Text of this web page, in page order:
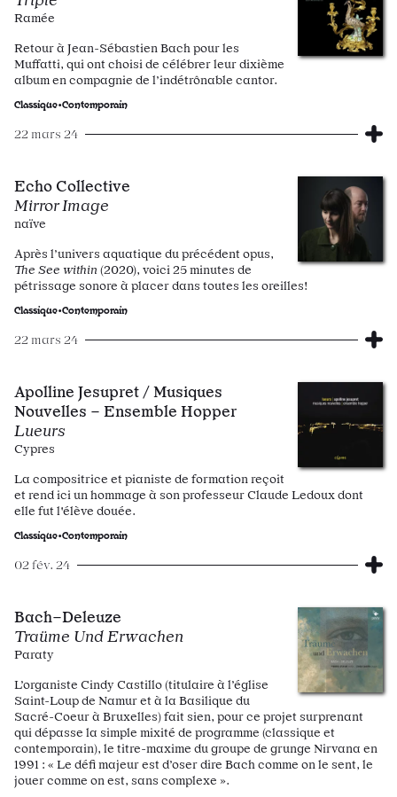
Ramée
Retour à Jean-Sébastien Bach pour les
Muffatti, qui ont choisi de célébrer leur dixième
album en compagnie de l’indétrônable cantor.
Classique•Contemporain
22 mars 24
Echo Collective
Mirror Image
naïve
Après l’univers aquatique du précédent opus,
The See within (2020), voici 25 minutes de
pétrissage sonore à placer dans toutes les oreilles!
Classique•Contemporain
22 mars 24
Apolline Jesupret / Musiques
Nouvelles – Ensemble Hopper
Lueurs
Cypres
La compositrice et pianiste de formation reçoit
et rend ici un hommage à son professeur Claude Ledoux dont
elle fut l'élève douée.
Classique•Contemporain
02 fév. 24
Bach–Deleuze
Traüme Und Erwachen
Paraty
L’organiste Cindy Castillo (titulaire à l’église
Saint-Loup de Namur et à la Basilique du
Sacré-Coeur à Bruxelles) fait sien, pour ce projet surprenant
qui dépasse la simple mixité de programme (classique et
contemporain), le titre-maxime du groupe de grunge Nirvana en
1991 : « Le défi majeur est d’oser dire Bach comme on le sent, le
jouer comme on est, sans complexe ».